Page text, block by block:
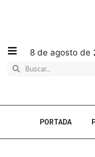
8 de agosto de
PORTADA